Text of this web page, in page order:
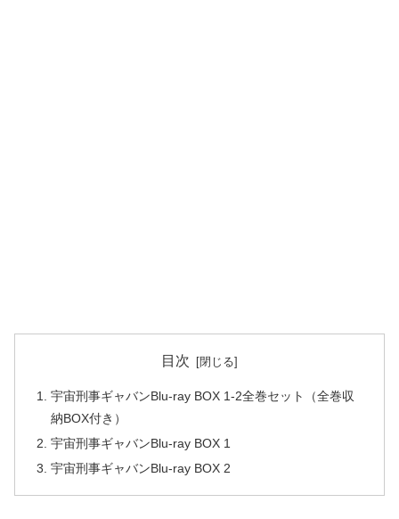
目次
宇宙刑事ギャバンBlu-ray BOX 1-2全巻セット（全巻収
納BOX付き）
宇宙刑事ギャバンBlu-ray BOX 1
宇宙刑事ギャバンBlu-ray BOX 2